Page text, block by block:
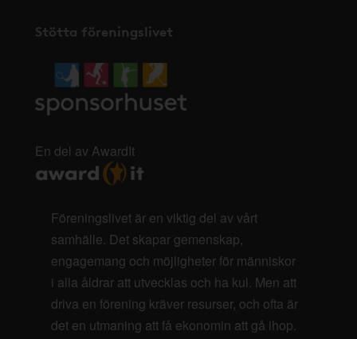
Stötta föreningslivet
En del av AwardIt
Föreningslivet är en viktig del av vårt
samhälle. Det skapar gemenskap,
engagemang och möjligheter för människor
i alla åldrar att utvecklas och ha kul. Men att
driva en förening kräver resurser, och ofta är
det en utmaning att få ekonomin att gå ihop.